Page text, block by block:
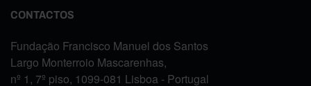
CONTACTOS
Fundação Francisco Manuel dos Santos
Largo Monterroio Mascarenhas,
nº 1, 7º piso, 1099-081 Lisboa - Portugal